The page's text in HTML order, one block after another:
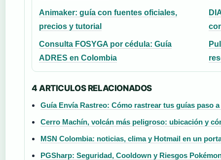
Animaker: guía con fuentes oficiales,
precios y tutorial
Consulta FOSYGA por cédula: Guía
ADRES en Colombia
4 ARTICULOS RELACIONADOS
Guía Envía Rastreo: Cómo rastrear tus guías paso
Cerro Machín, volcán más peligroso: ubicación y
MSN Colombia: noticias, clima y Hotmail en un
PGSharp: Seguridad, Cooldown y Riesgos